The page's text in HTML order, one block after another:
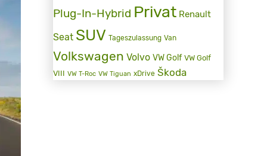
Plug-In-Hybrid Privat Renault
Seat SUV Tageszulassung Van
Volkswagen Volvo VW Golf VW Golf
VIII VW T-Roc VW Tiguan xDrive Škoda